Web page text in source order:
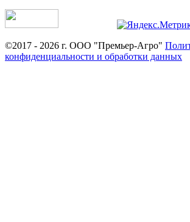
©2017 - 2026 г. ООО "Премьер-Агро"
конфиденциальности и обработки данных